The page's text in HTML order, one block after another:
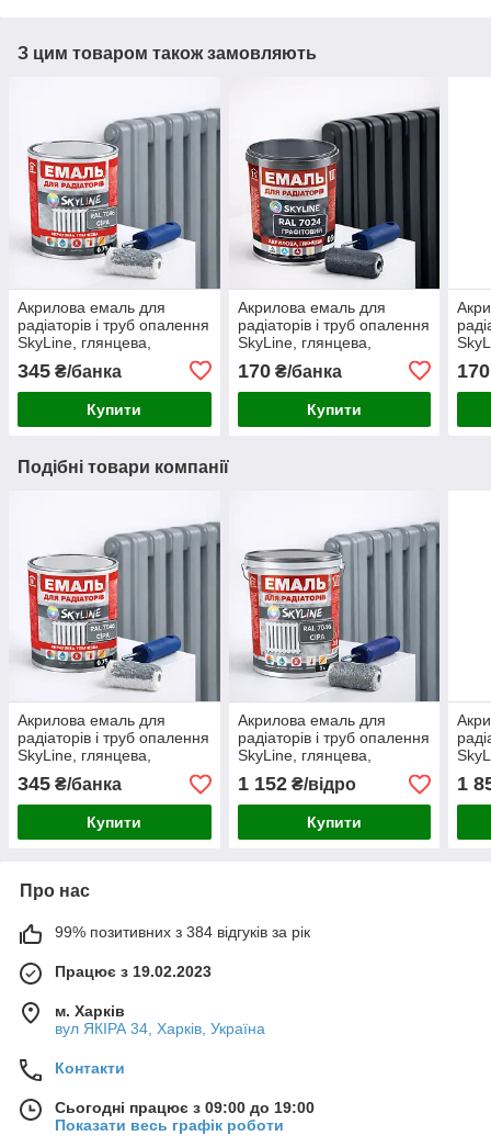
З цим товаром також замовляють
Акрилова емаль для
радіаторів і труб опалення
SkyLine, глянцева,
термостійка, без запаху,
сіра, 750 мл
345 ₴/банка
Купити
Акрилова емаль для
радіаторів і труб опалення
SkyLine, глянцева,
термостійка, без запаху,
графітова, 400 мл
170₴/банка
Купити
170
Подібні товари компанії
Акрилова емаль для
радіаторів і труб опалення
SkyLine, глянцева,
термостійка, без запаху,
сіра, 750 мл
345 ₴/банка
Купити
Акрилова емаль для
радіаторів і труб опалення
SkyLine, глянцева,
термостійка, без запаху,
сіра, 3 л
1 152₴/відро
Купити
1
Про нас
99% позитивних з 384 відгуків за рік
Працює з 19.02.2023
м. Харків
вул ЯКІРА 34, Харків, Україна
Контакти
Сьогодні працює з 09:00 до 19:00
Показати весь графік роботи